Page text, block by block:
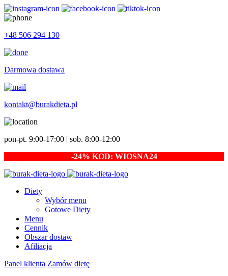
+48 506 294 130
Darmowa dostawa
kontakt@burakdieta.pl
pon-pt. 9:00-17:00 | sob. 8:00-12:00
-24% KOD: WIOSNA24
Diety
Wybór menu
Gotowe Diety
Menu
Cennik
Obszar dostaw
Afiliacja
Panel klienta Zamów dietę